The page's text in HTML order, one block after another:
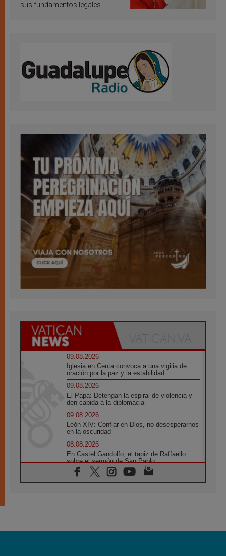
sus fundamentos legales
09.08.2026
Iglesia en Ceuta convoca a una vigilia de
oración por la paz y la estabilidad
09.08.2026
El Papa: Detengan la espiral de violencia y
den cabida a la diplomacia
09.08.2026
León XIV: Confiar en Dios, no desesperarnos
en la oscuridad
08.08.2026
En Castel Gandolfo, el tapiz de Raffaello
sobre el sermón de San Pablo
08.08.2026
En Colombia, «la paz no se compra con una
08.08.2026